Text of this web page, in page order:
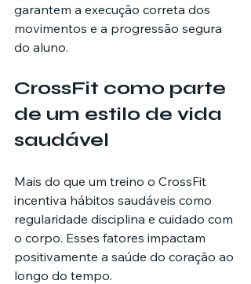
garantem a execução correta dos
movimentos e a progressão segura
do aluno.
CrossFit como parte
de um estilo de vida
saudável
Mais do que um treino o CrossFit
incentiva hábitos saudáveis como
regularidade disciplina e cuidado com
o corpo. Esses fatores impactam
positivamente a saúde do coração ao
longo do tempo.